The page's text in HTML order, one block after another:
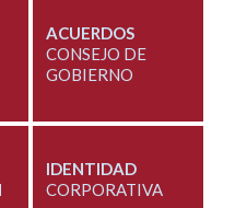
ACUERDOS
CONSEJO DE
GOBIERNO
IDENTIDAD
CORPORATIVA